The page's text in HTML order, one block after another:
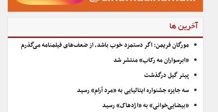
آخرین ها
مورگان فریمن: اگر دستمزد خوب باشد، از ضعف‌های فیلمنامه می‌گذرم
«ابرسواران مه رکاب» منتشر شد
پیتر گیل درگذشت
سه جایزه جشنواره ایتالیایی به «مرد آرام» رسید
«بیضایی‌خوانی» به «اژدهاک» رسید